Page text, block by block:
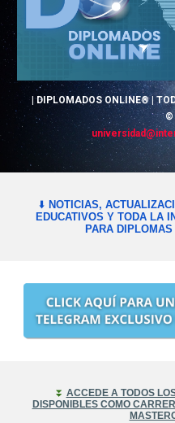
|DIPLOMADOS ONLINE® |
©
universidad@
⬇️ NOTICIAS,
EDUCATIVOS Y TODA LA
PARA
⏬ ACCEDE A TODOS
DISPONIBLES COMO